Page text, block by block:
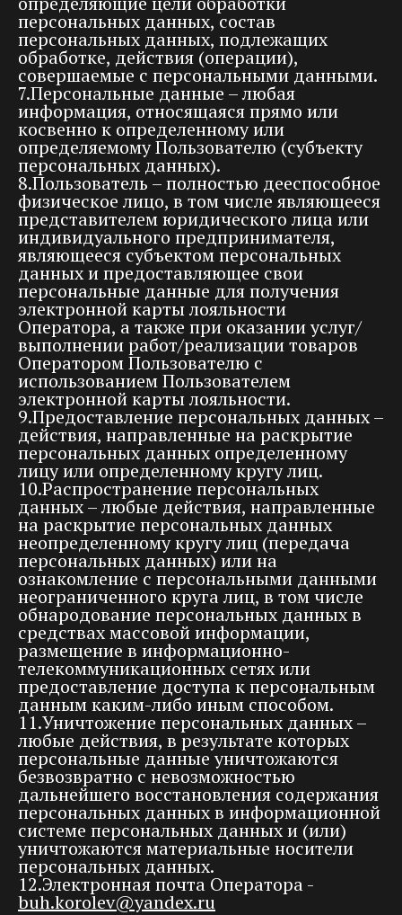
персональных данных, состав
персональных данных, подлежащих
обработке, действия (операции),
совершаемые с персональными данными.
7.Персональные данные – любая
информация, относящаяся прямо или
косвенно к определенному или
определяемому Пользователю (субъекту
персональных данных).
8.Пользователь – полностью дееспособное
физическое лицо, в том числе являющееся
представителем юридического лица или
индивидуального предпринимателя,
являющееся субъектом персональных
данных и предоставляющее свои
персональные данные для получения
электронной карты лояльности
Оператора, а также при оказании услуг/
выполнении работ/реализации товаров
Оператором Пользователю с
использованием Пользователем
электронной карты лояльности.
9.Предоставление персональных данных –
действия, направленные на раскрытие
персональных данных определенному
лицу или определенному кругу лиц.
10.Распространение персональных
данных – любые действия, направленные
на раскрытие персональных данных
неопределенному кругу лиц (передача
персональных данных) или на
ознакомление с персональными данными
неограниченного круга лиц, в том числе
обнародование персональных данных в
средствах массовой информации,
размещение в информационно-
телекоммуникационных сетях или
предоставление доступа к персональным
данным каким-либо иным способом.
11.Уничтожение персональных данных –
любые действия, в результате которых
персональные данные уничтожаются
безвозвратно с невозможностью
дальнейшего восстановления содержания
персональных данных в информационной
системе персональных данных и (или)
уничтожаются материальные носители
персональных данных.
12.Электронная почта Оператора -
buh.korolev@yandex.ru